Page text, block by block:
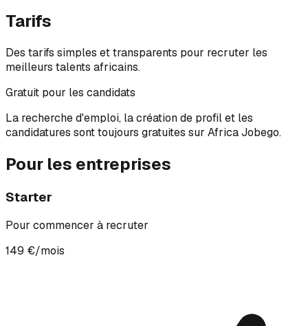
Tarifs
Des tarifs simples et transparents pour recruter les
meilleurs talents africains.
Gratuit pour les candidats
La recherche d'emploi, la création de profil et les
candidatures sont toujours gratuites sur Africa Jobego.
Pour les entreprises
Starter
Pour commencer à recruter
149 €/mois